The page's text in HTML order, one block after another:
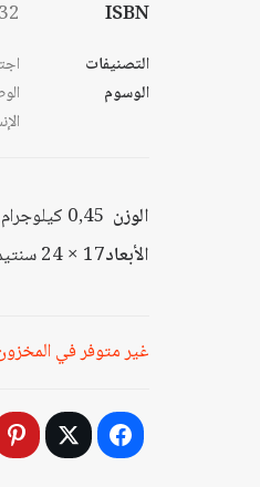
ISBN
التصنيفات
الوسوم
الوزن 0,45 كيلوجرام
الأبعاد17 × 24 سنتيميتر
غير متوفر في